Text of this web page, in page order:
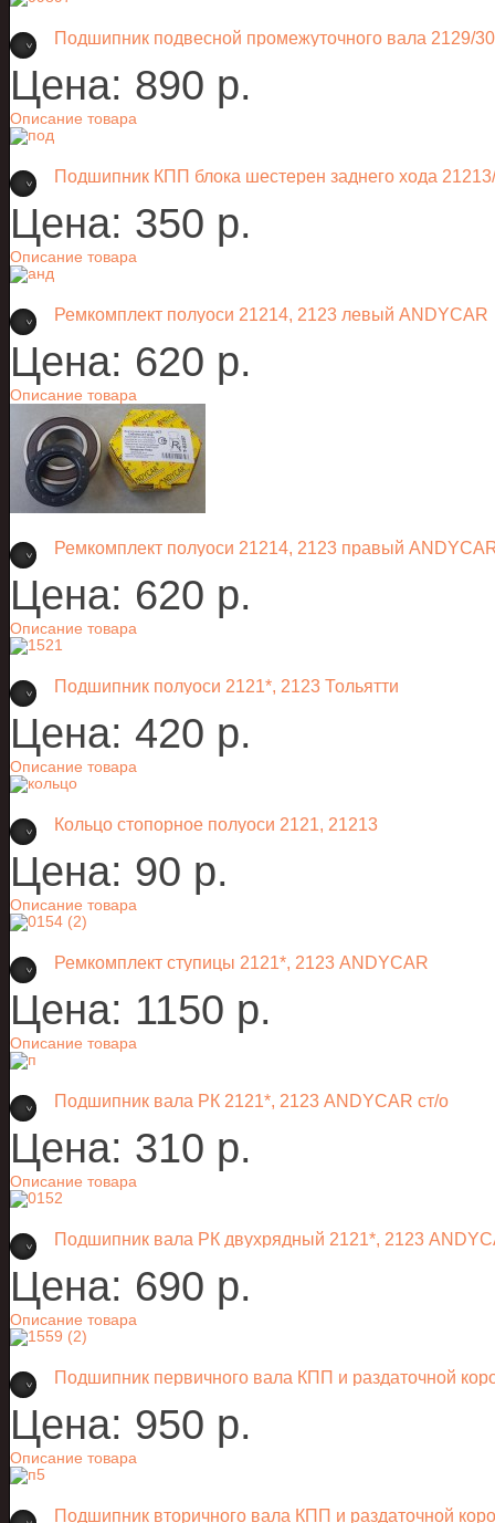
Подшипник подвесной промежуточного вала 2129/
Цена: 890 p.
Описание товара
Подшипник КПП блока шестерен заднего хода
Цена: 350 p.
Описание товара
Ремкомплект полуоси 21214, 2123 левый ANDYCAR
Цена: 620 p.
Описание товара
Ремкомплект полуоси 21214, 2123 правый
Цена: 620 p.
Описание товара
Подшипник полуоси 2121*, 2123 Тольятти
Цена: 420 p.
Описание товара
Кольцо стопорное полуоси 2121, 21213
Цена: 90 p.
Описание товара
Ремкомплект ступицы 2121*, 2123 ANDYCAR
Цена: 1150 p.
Описание товара
Подшипник вала РК 2121*, 2123 ANDYCAR ст/о
Цена: 310 p.
Описание товара
Подшипник вала РК двухрядный 2121*, 2123
Цена: 690 p.
Описание товара
Подшипник первичного вала КПП и раздаточной
Цена: 950 p.
Описание товара
Подшипник вторичного вала КПП и раздаточной